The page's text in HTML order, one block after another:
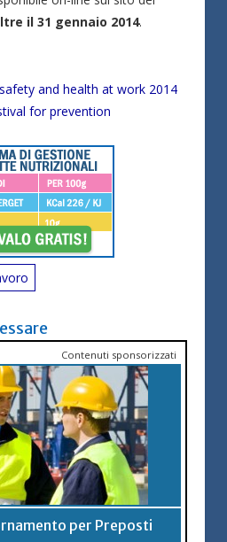
il 31 gennaio 2014.
and health at work 2014
for prevention
Contenuti sponsorizzati
per Preposti